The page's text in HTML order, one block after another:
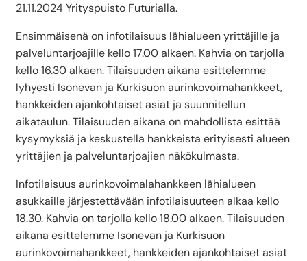
21.11.2024 Yrityspuisto Futurialla.
Ensimmäisenä on infotilaisuus lähialueen yrittäjille ja
palveluntarjoajille kello 17.00 alkaen. Kahvia on tarjolla
kello 16.30 alkaen. Tilaisuuden aikana esittelemme
lyhyesti Isonevan ja Kurkisuon aurinkovoimahankkeet,
hankkeiden ajankohtaiset asiat ja suunnitellun
aikataulun. Tilaisuuden aikana on mahdollista esittää
kysymyksiä ja keskustella hankkeista erityisesti alueen
yrittäjien ja palveluntarjoajien näkökulmasta.
Infotilaisuus aurinkovoimalahankkeen lähialueen
asukkaille järjestettävään infotilaisuuteen alkaa kello
18.30. Kahvia on tarjolla kello 18.00 alkaen. Tilaisuuden
aikana esittelemme Isonevan ja Kurkisuon
aurinkovoimahankkeet, hankkeiden ajankohtaiset asiat